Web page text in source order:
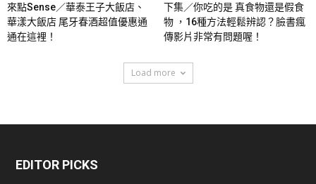
來點Sense／華泰王子大飯店、
華漾大飯店 尾牙春酒超值優惠通
通在這裡！
下集／你吃的是 真食物還是假食
物 ，16種方法輕鬆辨認？臉書瘋
傳影片非常有問題喔！
Load more
EDITOR PICKS